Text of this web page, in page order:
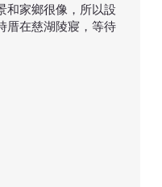
和家鄉很像，所以設
厝在慈湖陵寢，等待